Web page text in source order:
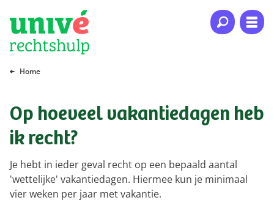
Naar hoofdinhoud
Naar hoofdnavigatie
Naar footer
Home
Op hoeveel vakantiedagen heb
ik recht?
Je hebt in ieder geval recht op een bepaald aantal
'wettelijke' vakantiedagen. Hiermee kun je minimaal
vier weken per jaar met vakantie.